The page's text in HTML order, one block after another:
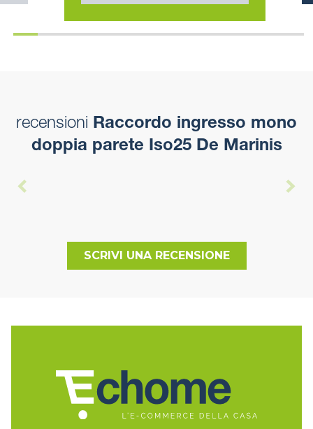
recensioni Raccordo ingresso mono
doppia parete Iso25 De Marinis
SCRIVI UNA RECENSIONE